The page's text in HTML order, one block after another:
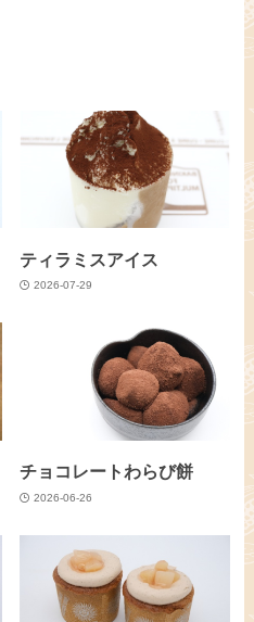
ティラミスアイス
2026-07-29
チョコレートわらび餅
2026-06-26